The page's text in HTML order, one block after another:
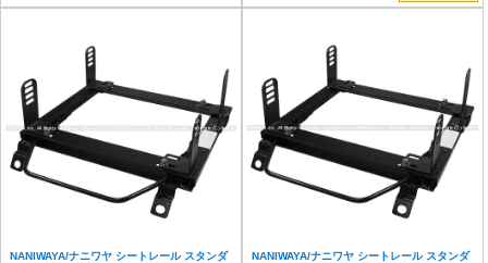
NANIWAYA/ナニワヤ シートレール スタンダ
NANIWAYA/ナニワヤ シートレール スタンダ